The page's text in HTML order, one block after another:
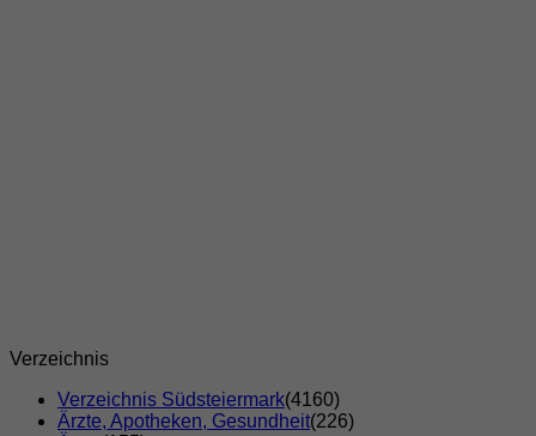
Verzeichnis
Verzeichnis Südsteiermark(4160)
Ärzte, Apotheken, Gesundheit(226)